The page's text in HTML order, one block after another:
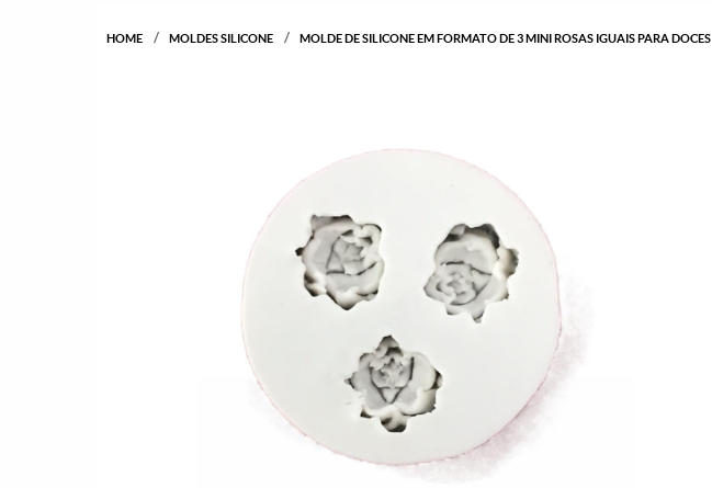
HOME MOLDES SILICONE MOLDE DE SILICONE EM FORMATO DE 3 MINI ROSAS IGUAIS PARA DOCES